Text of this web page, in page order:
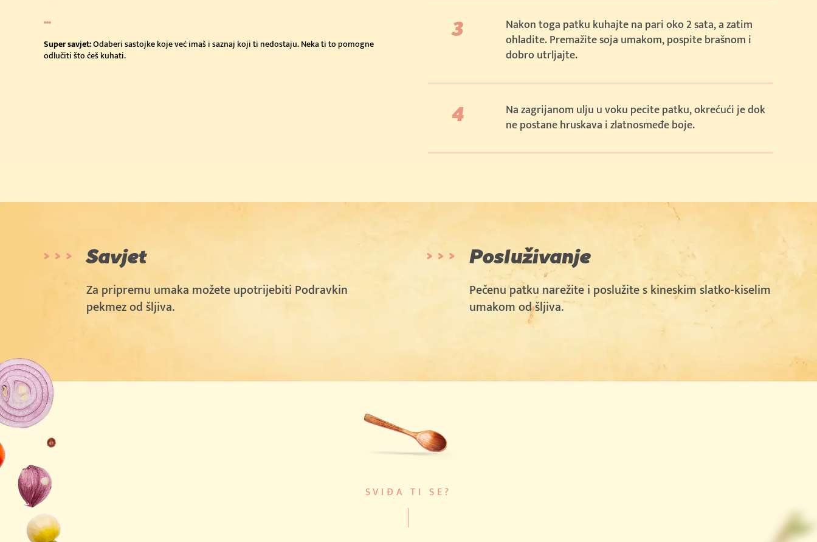
Kupi sada
Super savjet:Odaberi sastojke koje već imaš i saznaj koji ti nedostaju. Neka ti to pomogne
odlučiti što ćeš kuhati.
Nakon toga patku kuhajte na pari oko 2 sata, a zatim
ohladite. Premažite soja umakom, pospite brašnom i
dobro utrljajte.
Na zagrijanom ulju u voku pecite patku, okrećući je dok
ne postane hruskava i zlatnosmeđe boje.
Savjet
Za pripremu umaka možete upotrijebiti Podravkin
pekmez od šljiva.
Posluživanje
Pečenu patku narežite i poslužite s kineskim slatko-kiselim
umakom od šljiva.
SVIĐA TI SE?